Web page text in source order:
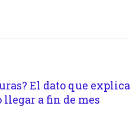
El dato que explica
llegar a fin de mes